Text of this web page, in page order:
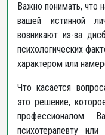
Важно понимать, что
вашей истинной
возникают из-за
психологических
характером или
Что касается
это решение,
профессионалом.
психотерапевту